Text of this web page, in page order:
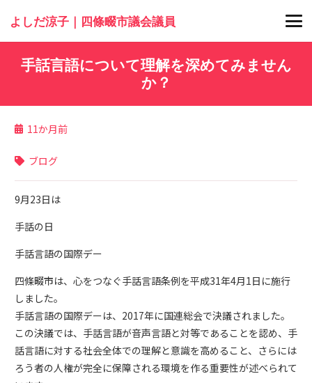
よしだ涼子｜四條畷市議会議員
手話言語について理解を深めてみません
か？
11か月前
ブログ
9月23日は
手話の日
手話言語の国際デー
四條畷市は、心をつなぐ手話言語条例を平成31年4月1日に施行
しました。
手話言語の国際デーは、2017年に国連総会で決議されました。​
この決議では、手話言語が音声言語と対等であることを認め、手
話言語に対する社会全体での理解と意識を高めること、さらには
ろう者の人権が完全に保障される環境を作る重要性が述べられて